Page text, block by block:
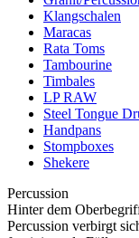
Klangschalen
Maracas
Rata Toms
Tambourine
Timbales
LP RAW
Steel Tongue
Handpans
Stompboxes
Shekere
Percussion
Hinter dem
Percussion verbirgt